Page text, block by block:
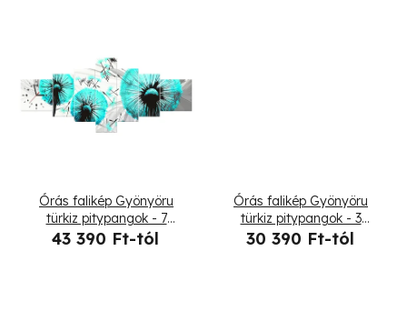
Órás falikép Gyönyöru
türkiz pitypangok - 7
részes
43 390 Ft-tól
Órás falikép Gyönyöru
türkiz pitypangok - 3
részes
30 390 Ft-tól